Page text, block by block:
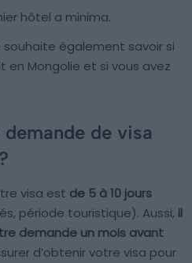
hôtel a minima.
souhaite également savoir si
en Mongolie et si vous avez
de visa
visa est de 5 à 10 jours
période touristique). Aussi, il
demande un mois avant
d’obtenir votre visa pour